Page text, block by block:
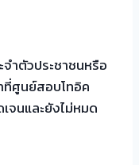
ำตัวประชาชนหรือ
ที่ศูนย์สอบโทอิค
จนและยังไม่หมด